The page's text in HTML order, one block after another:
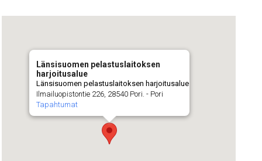
Länsisuomen pelastuslaitoksen
harjoitusalue
Länsisuomen pelastuslaitoksen harjoitusalue
Ilmailuopistontie 226, 28540 Pori. - Pori
Tapahtumat